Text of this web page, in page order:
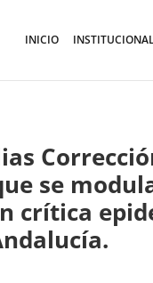
INICIO
se
crítica